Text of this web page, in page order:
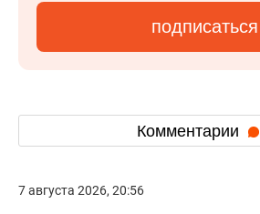
подписаться
Комментарии
7 августа 2026, 20:56